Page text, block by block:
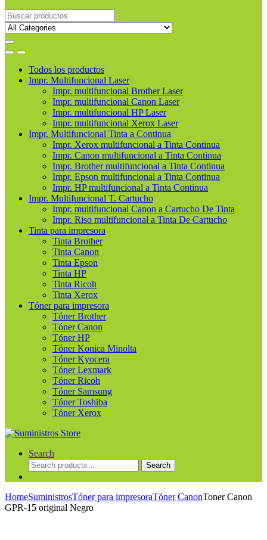
Buscar
productos
Todos los productos
Impr. Multifuncional Laser
Impr. multifuncional Brother Laser
Impr. multifuncional Canon Laser
Impr. multifuncional HP Laser
Impr. multifuncional Xerox Laser
Impr. Multifuncional Tinta a Continua
Impr. Xerox multifuncional a Tinta Continua
Impr. Canon multifuncional a Tinta Continua
Impr. Brother multifuncional a Tinta Continua
Impr. Epson multifuncional a Tinta Continua
Impr. HP multifuncional a Tinta Continua
Impr. Multifuncional T. Cartucho
Impr. multifuncional Canon a Cartucho De Tinta
Impr. Riso multifuncional a Tinta De Cartucho
Tinta para impresora
Tinta Brother
Tinta Canon
Tinta Epson
Tinta HP
Tinta Ricoh
Tinta Xerox
Tóner para impresora
Tóner Brother
Tóner Canon
Tóner HP
Tóner Konica Minolta
Tóner Kyocera
Tóner Lexmark
Tóner Ricoh
Tóner Samsung
Tóner Toshiba
Tóner Xerox
Search
Search
for:
Search
HomeSuministrosTóner para impresoraTóner CanonToner Canon
GPR-15 original Negro